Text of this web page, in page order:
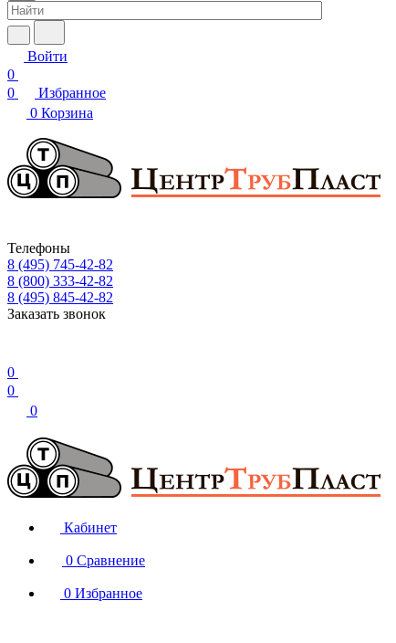
Войти
0
0
Избранное
0 Корзина
Телефоны
8 (495) 745-42-82
8 (800) 333-42-82
8 (495) 845-42-82
Заказать звонок
0
0
0
Кабинет
0 Сравнение
0 Избранное